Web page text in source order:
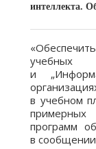
интеллекта.
учебных
и
в учебном
программ
в